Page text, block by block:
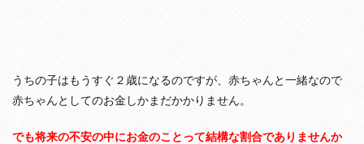
うちの子はもうすぐ２歳になるのですが、赤ちゃんと一緒なので
赤ちゃんとしてのお金しかまだかかりません。
でも将来の不安の中にお金のことって結構な割合でありませんか